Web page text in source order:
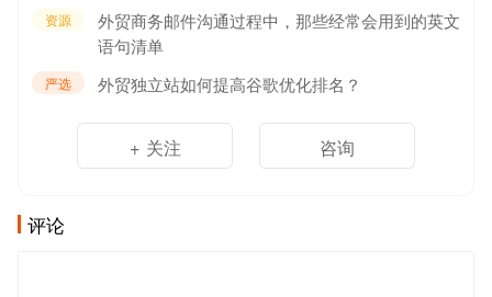
资源
外贸商务邮件沟通过程中，那些经常会用到的英文
语句清单
严选 外贸独立站如何提高谷歌优化排名？
+ 关注 咨询
评论